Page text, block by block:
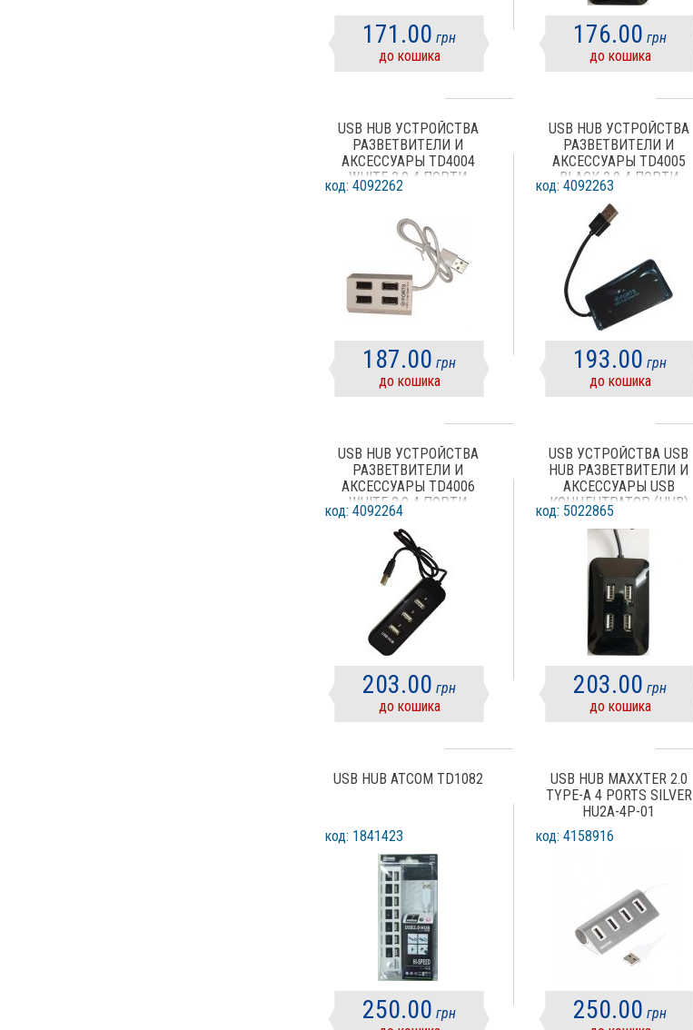
171.00 грн
до кошика
176.00 грн
до кошика
USB HUB УСТРОЙСТВА
РАЗВЕТВИТЕЛИ И
АКСЕССУАРЫ TD4004
WHITE 2.0 4 ПОРТИ
код: 4092262
187.00 грн
до кошика
USB HUB УСТРОЙСТВА
РАЗВЕТВИТЕЛИ И
АКСЕССУАРЫ TD4005
BLACK 2.0 4 ПОРТИ
код: 4092263
193.00 грн
до кошика
USB HUB УСТРОЙСТВА
РАЗВЕТВИТЕЛИ И
АКСЕССУАРЫ TD4006
WHITE 2.0 4 ПОРТИ
код: 4092264
203.00 грн
до кошика
USB УСТРОЙСТВА USB
HUB РАЗВЕТВИТЕЛИ И
АКСЕССУАРЫ USB
КОНЦЕНТРАТОР (HUB)
ATCOM TD1004 (9579) USB
2.0 4 PORTS
код: 5022865
203.00 грн
до кошика
USB HUB ATCOM TD1082
код: 1841423
250.00 грн
USB HUB MAXXTER 2.0
TYPE-A 4 PORTS SILVER
HU2A-4P-01
код: 4158916
250.00 грн